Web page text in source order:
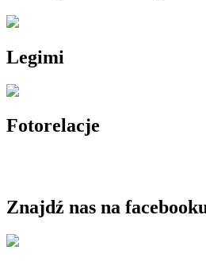
Legimi
Fotorelacje
Znajdź nas na